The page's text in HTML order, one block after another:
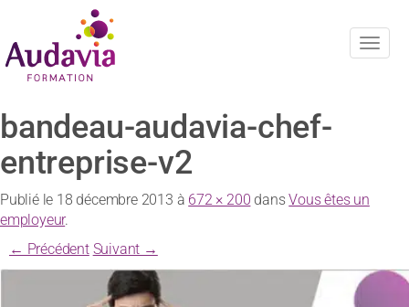
bandeau-audavia-chef-
entreprise-v2
Publié le 18 décembre 2013 à 672 × 200 dansVous êtes un
employeur.
← Précédent Suivant →